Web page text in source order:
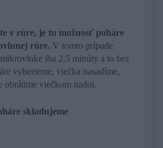
v rúre, je tu možnosť poháre
rúre. V tomto prípade
iba 2,5 minúty a to bez
vyberieme, viečka nasadíme,
obrátime viečkom nadol.
skladujeme